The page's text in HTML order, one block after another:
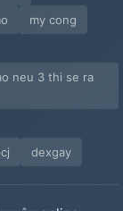
my cong
neu 3 thi se ra
dexgay